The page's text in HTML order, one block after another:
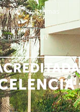
y Programas
Solar -
Radiación UV